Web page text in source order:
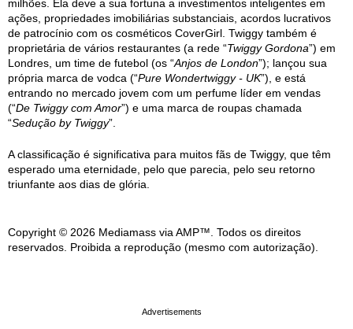
milhões. Ela deve a sua fortuna a investimentos inteligentes em
ações, propriedades imobiliárias substanciais, acordos lucrativos
de patrocínio com os cosméticos CoverGirl. Twiggy também é
proprietária de vários restaurantes (a rede “Twiggy Gordona”) em
Londres, um time de futebol (os “Anjos de London”); lançou sua
própria marca de vodca (“Pure Wondertwiggy - UK”), e está
entrando no mercado jovem com um perfume líder em vendas
(“De Twiggy com Amor”) e uma marca de roupas chamada
“Sedução by Twiggy”.
A classificação é significativa para muitos fãs de Twiggy, que têm
esperado uma eternidade, pelo que parecia, pelo seu retorno
triunfante aos dias de glória.
Copyright © 2026 Mediamass via AMP™. Todos os direitos
reservados. Proibida a reprodução (mesmo com autorização).